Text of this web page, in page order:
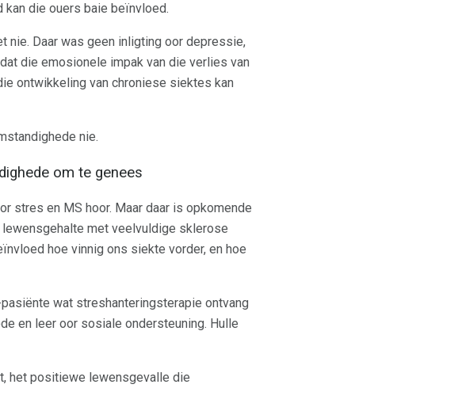
die ouers baie beïnvloed.
nie. Daar was geen inligting oor depressie,
die emosionele impak van die verlies van
ontwikkeling van chroniese siektes kan
nie.
om te genees
stres en MS hoor. Maar daar is opkomende
met veelvuldige sklerose
hoe vinnig ons siekte vorder, en hoe
wat streshanteringsterapie ontvang
en leer oor sosiale ondersteuning. Hulle
het positiewe lewensgevalle die